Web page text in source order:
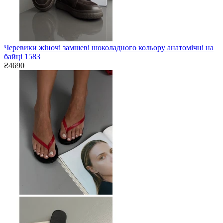
Черевики жіночі замшеві шоколадного кольору анатомічні на
байці 1583
₴4690